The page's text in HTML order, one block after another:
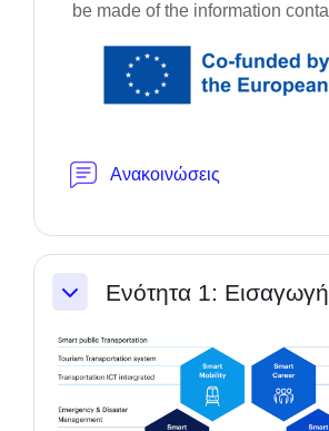
be made of the information
Ανακοινώσεις
Ενότητα 1: Εισαγωγή